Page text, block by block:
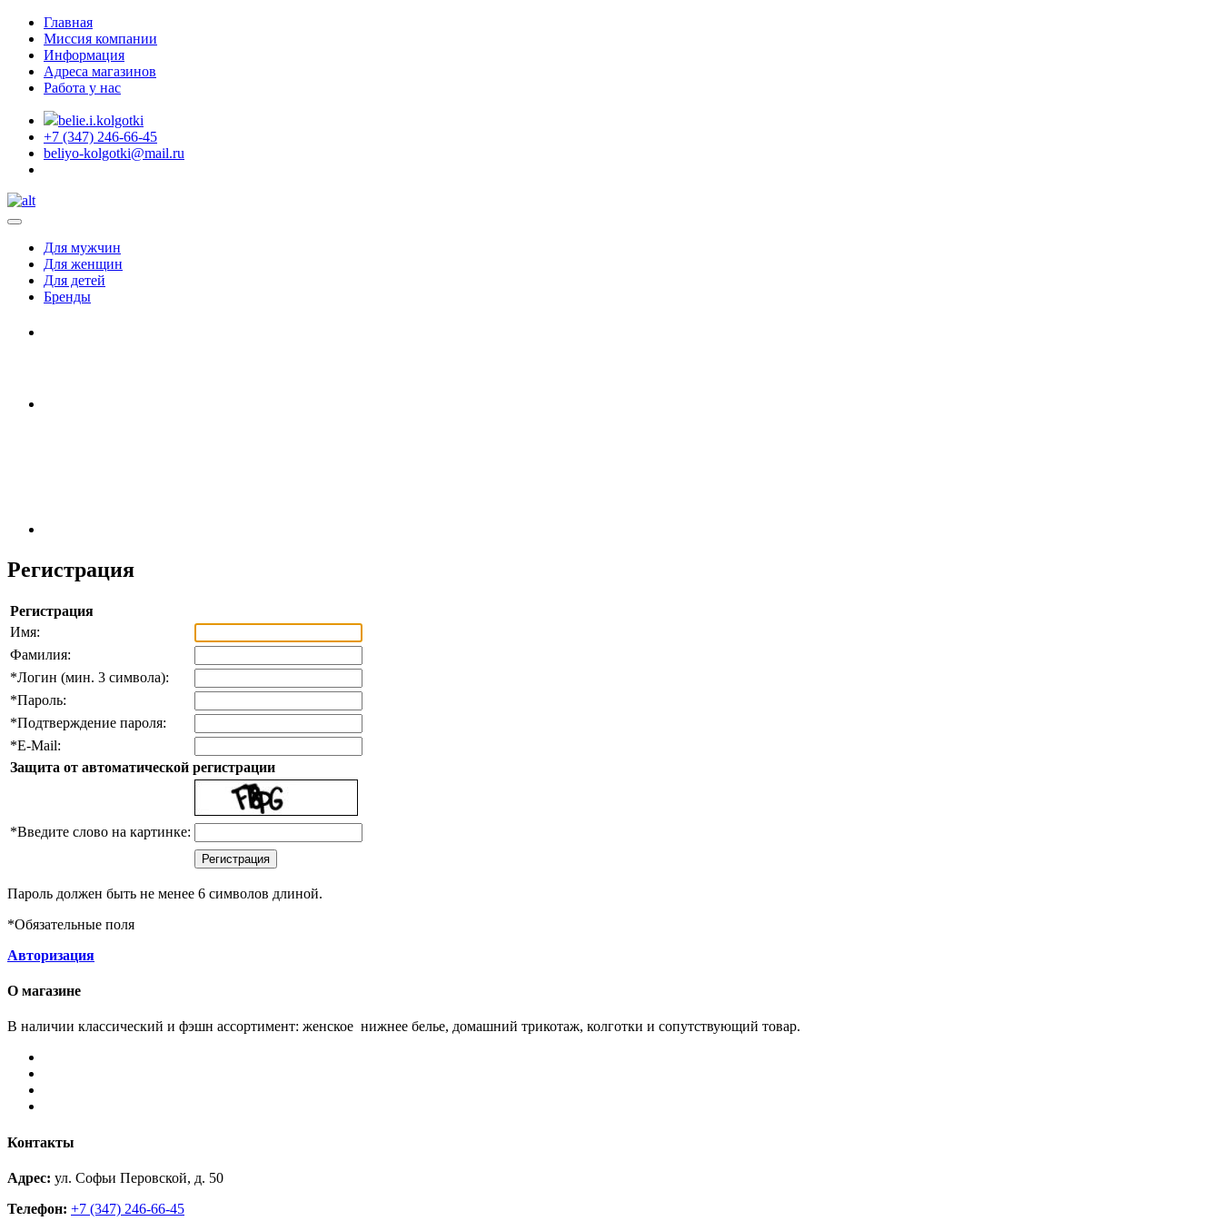
Главная
Миссия компании
Информация
Адреса магазинов
Работа у нас
belie.i.kolgotki
+7 (347) 246-66-45
beliyo-kolgotki@mail.ru
Для мужчин
Для женщин
Для детей
Бренды
Регистрация
Регистрация
Имя:
Фамилия:
*Логин (мин. 3 символа):
*Пароль:
*Подтверждение пароля:
*E-Mail:
Защита от автоматической регистрации
*Введите слово на картинке:
Пароль должен быть не менее 6 символов длиной.
*Обязательные поля
Авторизация
О магазине
В наличии классический и фэшн ассортимент: женское нижнее белье, домашний трикотаж, колготки и сопутствующий товар.
Контакты
Адрес: ул. Софьи Перовской, д. 50
Телефон: +7 (347) 246-66-45